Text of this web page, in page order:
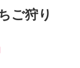
ご狩り